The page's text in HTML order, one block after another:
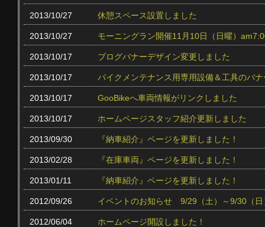
2013/10/27 休憩スペース設置しました
2013/10/27 モーニングラン開催11月10日（日曜）
2013/10/17 ブログバナーデザイン変更しました
2013/10/17 バイクメンテナンス用専用設備＆工具のバ
2013/10/17 GooBikeへ車両情報がリンクしました
2013/10/17 ホームページスタッフ紹介更新しました
2013/09/30 『納車紹介』ページを更新しました！
2013/02/28 『在庫車両』ページを更新しました！
2013/01/11 『納車紹介』ページを更新しました！
2012/09/26 イベントのお知らせ 9/29（土）～9/30（日
2012/06/04 ホームページ開設しました！